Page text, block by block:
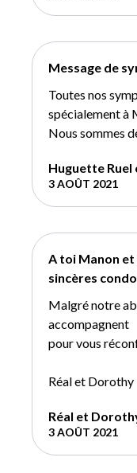
Message de
Toutes nos
spécialement à
Nous sommes
Huguette Ruel
3 AOÛT 2021
A toi Manon
sincères
Malgré notre
accompagnent
pour vous
Réal et Dorothy
Réal et
3 AOÛT 2021